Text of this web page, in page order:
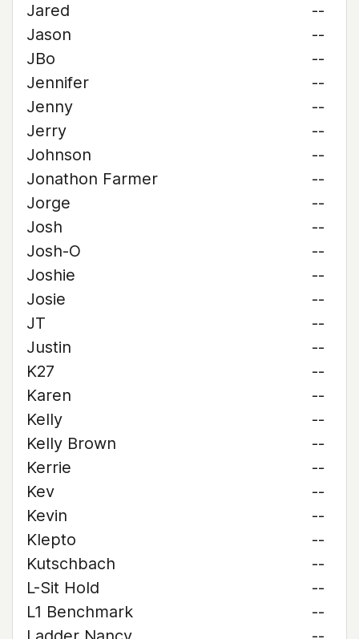
Jared
--
Jason
--
JBo
--
Jennifer
--
Jenny
--
Jerry
--
Johnson
--
Jonathon Farmer
--
Jorge
--
Josh
--
Josh-O
--
Joshie
--
Josie
--
JT
--
Justin
--
K27
--
Karen
--
Kelly
--
Kelly Brown
--
Kerrie
--
Kev
--
Kevin
--
Klepto
--
Kutschbach
--
L-Sit Hold
--
L1 Benchmark
--